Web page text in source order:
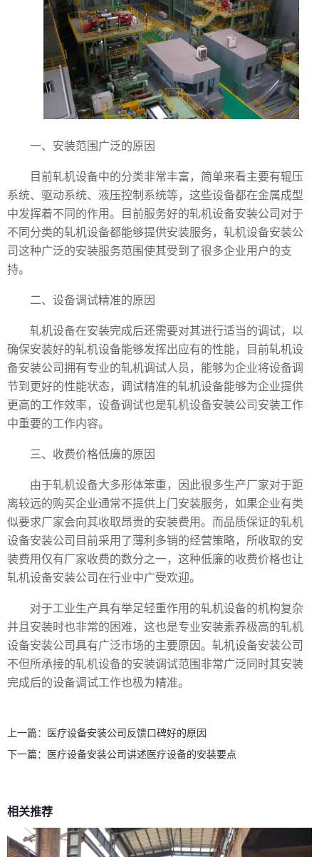
一、安装范围广泛的原因
目前轧机设备中的分类非常丰富，简单来看主要有辊压
系统、驱动系统、液压控制系统等，这些设备都在金属成型
中发挥着不同的作用。目前服务好的轧机设备安装公司对于
不同分类的轧机设备都能够提供安装服务，轧机设备安装公
司这种广泛的安装服务范围使其受到了很多企业用户的支
持。
二、设备调试精准的原因
轧机设备在安装完成后还需要对其进行适当的调试，以
确保安装好的轧机设备能够发挥出应有的性能，目前轧机设
备安装公司拥有专业的轧机调试人员，能够为企业将设备调
节到更好的性能状态，调试精准的轧机设备能够为企业提供
更高的工作效率，设备调试也是轧机设备安装公司安装工作
中重要的工作内容。
三、收费价格低廉的原因
由于轧机设备大多形体笨重，因此很多生产厂家对于距
离较远的购买企业通常不提供上门安装服务，如果企业有类
似要求厂家会向其收取昂贵的安装费用。而品质保证的轧机
设备安装公司目前采用了薄利多销的经营策略，所收取的安
装费用仅有厂家收费的数分之一，这种低廉的收费价格也让
轧机设备安装公司在行业中广受欢迎。
对于工业生产具有举足轻重作用的轧机设备的机构复杂
并且安装时也非常的困难，这也是专业安装素养极高的轧机
设备安装公司具有广泛市场的主要原因。轧机设备安装公司
不但所承接的轧机设备的安装调试范围非常广泛同时其安装
完成后的设备调试工作也极为精准。
上一篇：
医疗设备安装公司反馈口碑好的原因
下一篇：
医疗设备安装公司讲述医疗设备的安装要点
相关推荐